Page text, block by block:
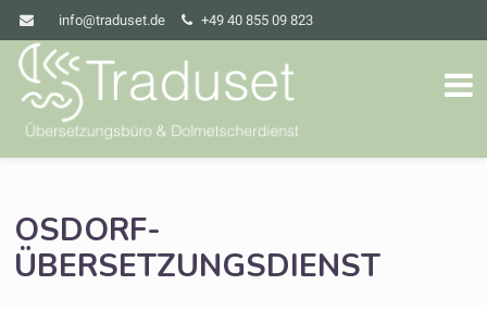
info@traduset.de +49 40 855 09 823
OSDORF-
ÜBERSETZUNGSDIENST